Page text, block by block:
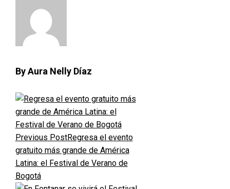
By Aura Nelly Díaz
Previous PostRegresa el evento
gratuito más grande de América
Latina: el Festival de Verano de
Bogotá